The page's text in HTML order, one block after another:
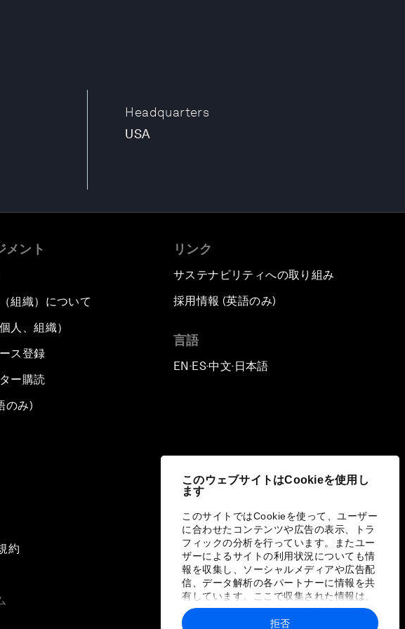
このウェブサイトはCookieを使用し
ます
このサイトではCookieを使って、ユーザー
に合わせたコンテンツや広告の表示、トラ
フィックの分析を行っています。またユー
ザーによるサイトの利用状況についても情
報を収集し、ソーシャルメディアや広告配
信、データ解析の各パートナーに情報を共
有しています。ここで収集された情報は、
ユーザーが各パートナーに提供した他の情
報や各パートナーのサービスを使用した際
拒否
Headquarters
USA
メント
組織）について
人、組織）
ス登録
ー購読
のみ)
リンク
サステナビリティへの取り組み
採用情報 (英語のみ)
言語
EN ▪ES▪中文▪ 日本語
約